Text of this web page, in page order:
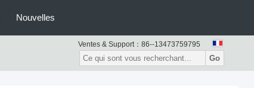
Nouvelles
Ventes & Support： 86--13473759795
Go